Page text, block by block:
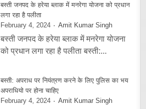
बस्ती जनपद के हरेया ब्लाक में मनरेगा योजना को प्रधान
लगा रहा है पलीता
February 4, 2024
Amit Kumar Singh
बस्ती जनपद के हरेया ब्लाक में मनरेगा योजना
को प्रधान लगा रहा है पलीता बस्ती:...
बस्ती: अपराध पर नियंत्रण करने के लिए पुलिस का भय
अपराधियो पर होना चाहिए
February 4, 2024
Amit Kumar Singh